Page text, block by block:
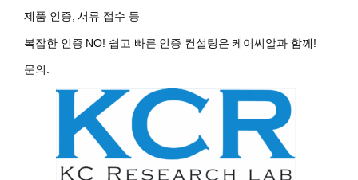
제품 인증, 서류 접수 등
복잡한 인증 NO! 쉽고 빠른 인증 컨설팅은 케이씨알과 함께!
문의: